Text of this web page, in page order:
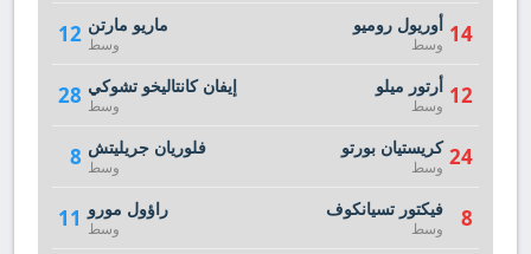
12 ماريو مارتن
وسط
28 إيفان كانتاليخو تشوكي
وسط
8 فلوريان جريليتش
وسط
11 راؤول مورو
وسط
14 أوريول روميو
وسط
12 أرتور ميلو
وسط
24 كريستيان بورتو
وسط
8 فيكتور تسيانكوف
وسط